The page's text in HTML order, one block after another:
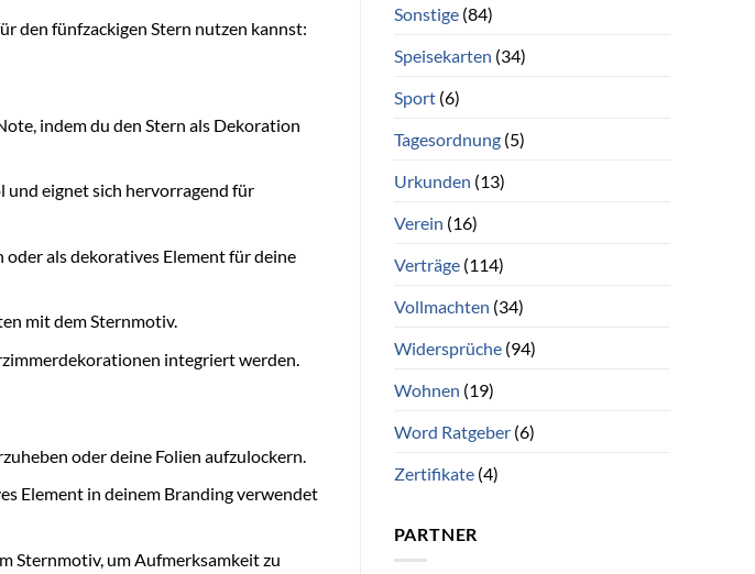
den fünfzackigen Stern nutzen kannst:
indem du den Stern als Dekoration
und eignet sich hervorragend für
als dekoratives Element für deine
mit dem Sternmotiv.
integriert werden.
oder deine Folien aufzulockern.
Element in deinem Branding verwendet
Sternmotiv, um Aufmerksamkeit zu
Sonstige(84)
Speisekarten (34)
Sport(6)
Tagesordnung(5)
Urkunden (13)
Verein (16)
Verträge(114)
Vollmachten (34)
Widersprüche(94)
Wohnen (19)
Word Ratgeber(6)
Zertifikate(4)
PARTNER